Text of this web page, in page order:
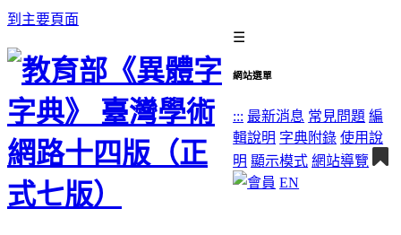
到主要頁面
☰
網站選單
::: 最新消息 常見問題 編
輯說明 字典附錄 使用說
明 顯示模式 網站導覽
EN